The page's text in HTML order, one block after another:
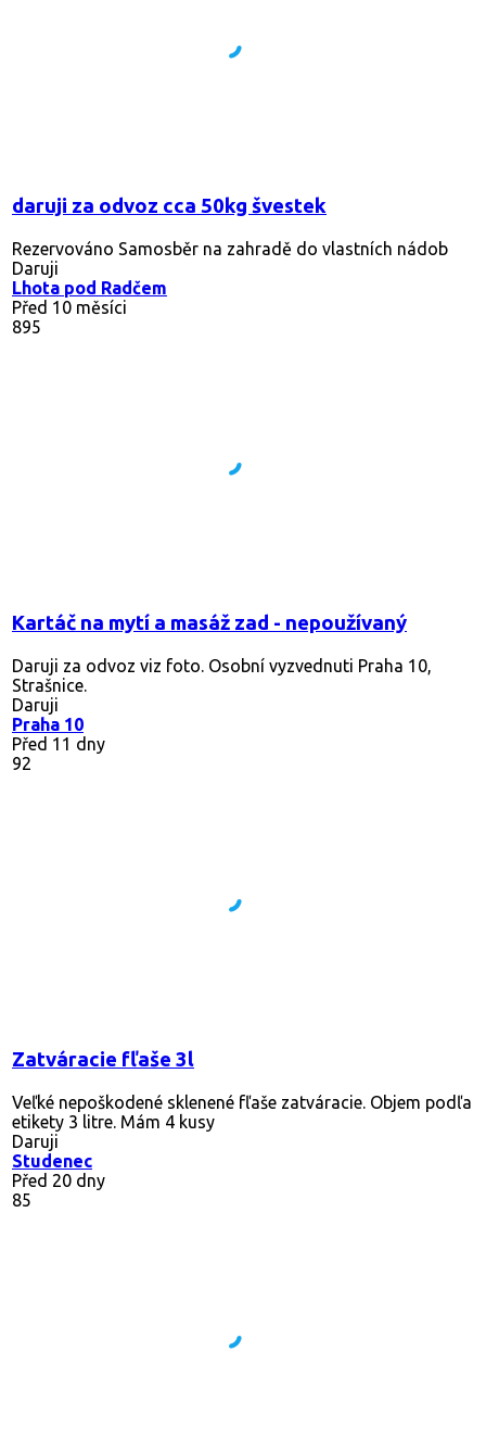
daruji za odvoz cca 50kg švestek
Rezervováno Samosběr na zahradě do vlastních nádob
Daruji
Lhota pod Radčem
Před 10 měsíci
895
Kartáč na mytí a masáž zad - nepoužívaný
Daruji za odvoz viz foto. Osobní vyzvednuti Praha 10,
Strašnice.
Daruji
Praha 10
Před 11 dny
92
Zatváracie fľaše 3l
Veľké nepoškodené sklenené fľaše zatváracie. Objem podľa
etikety 3 litre. Mám 4 kusy
Daruji
Studenec
Před 20 dny
85